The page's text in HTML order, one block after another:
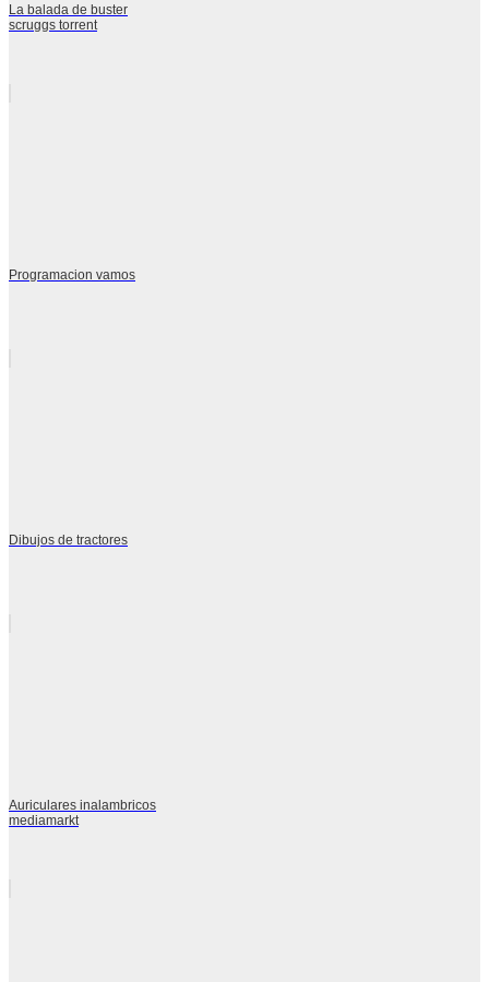
La balada de buster
scruggs torrent
Programacion vamos
Dibujos de tractores
Auriculares inalambricos
mediamarkt